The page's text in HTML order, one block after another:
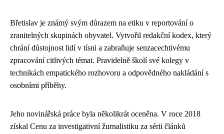
Břetislav je známý svým důrazem na etiku v reportování o
zranitelných skupinách obyvatel. Vytvořil redakční kodex, který
chrání důstojnost lidí v tísni a zabraňuje senzacechtivému
zpracování citlivých témat. Pravidelně školí své kolegy v
technikách empatického rozhovoru a odpovědného nakládání s
osobními příběhy.
Jeho novinářská práce byla několikrát oceněna. V roce 2018
získal Cenu za investigativní žurnalistiku za sérii článků